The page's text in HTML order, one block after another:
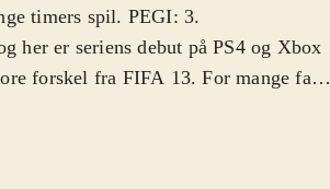
timers spil. PEGI: 3.
her er seriens debut på PS4 og Xbox
forskel fra FIFA 13. For mange fans
har de rigtige navne og sæson-trøjer.